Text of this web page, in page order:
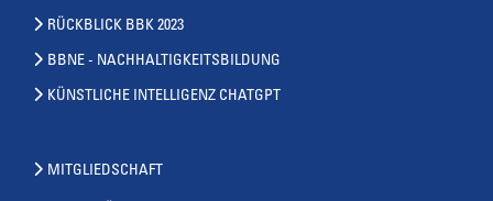
RÜCKBLICK BBK 2023
BBNE - NACHHALTIGKEITSBILDUNG
KÜNSTLICHE INTELLIGENZ CHATGPT
MITGLIEDSCHAFT